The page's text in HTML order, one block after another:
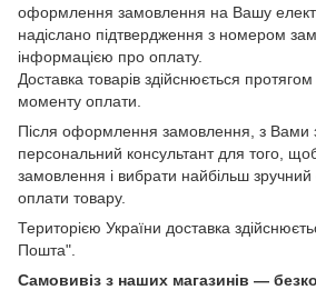
оформлення замовлення на Вашу
надіслано підтвердження з номером
інформацією про оплату.
Доставка товарів здійснюється
моменту оплати.
Після оформлення замовлення, з Вами
персональний консультант для того,
замовлення і вибрати найбільш зручний
оплати товару.
Територією України доставка
Пошта".
Самовивіз з наших магазинів —